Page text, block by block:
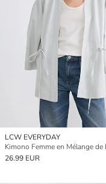
LCW EVERYDAY
26.99 EUR